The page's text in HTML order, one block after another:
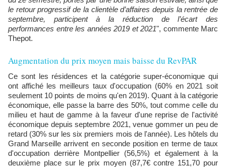
le retour progressif de la clientèle d’affaires depuis la rentrée de
septembre, participent à la réduction de l’écart des
performances entre les années 2019 et 2021", commente Marc
Thepot.
Augmentation du prix moyen mais baisse du RevPAR
Ce sont les résidences et la catégorie super-économique qui
ont affiché les meilleurs taux d'occupation (60% en 2021 soit
seulement 10 points de moins qu'en 2019). Quant à la catégorie
économique, elle passe la barre des 50%, tout comme celle du
milieu et haut de gamme à la faveur d'une reprise de l'activité
économique depuis septembre 2021, venue gommer un peu de
retard (30% sur les six premiers mois de l'année). Les hôtels du
Grand Marseille arrivent en seconde position en terme de taux
d'occupation derrière Montpellier (56,5%) et également à la
deuxième place sur le prix moyen (87,7€ contre 151,70 pour